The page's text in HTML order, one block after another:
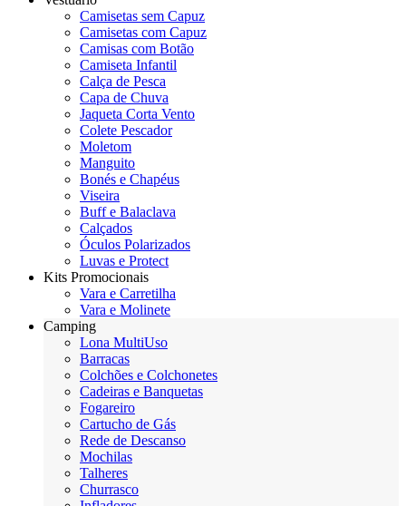
Camisetas sem Capuz
Camisetas com Capuz
Camisas com Botão
Camiseta Infantil
Calça de Pesca
Capa de Chuva
Jaqueta Corta Vento
Colete Pescador
Moletom
Manguito
Bonés e Chapéus
Viseira
Buff e Balaclava
Calçados
Óculos Polarizados
Luvas e Protect
Kits Promocionais
Vara e Carretilha
Vara e Molinete
Camping
Lona MultiUso
Barracas
Colchões e Colchonetes
Cadeiras e Banquetas
Fogareiro
Cartucho de Gás
Rede de Descanso
Mochilas
Talheres
Churrasco